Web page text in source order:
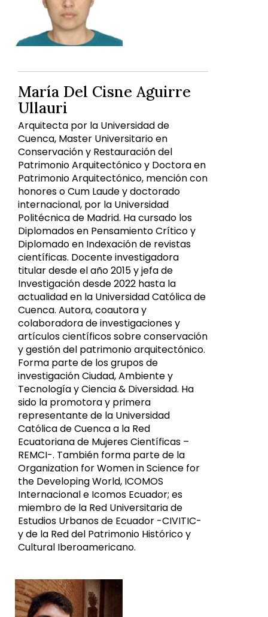
María Del Cisne Aguirre
Ullauri
Arquitecta por la Universidad de
Cuenca, Master Universitario en
Conservación y Restauración del
Patrimonio Arquitectónico y Doctora en
Patrimonio Arquitectónico, mención con
honores o Cum Laude y doctorado
internacional, por la Universidad
Politécnica de Madrid. Ha cursado los
Diplomados en Pensamiento Crítico y
Diplomado en Indexación de revistas
científicas. Docente investigadora
titular desde el año 2015 y jefa de
Investigación desde 2022 hasta la
actualidad en la Universidad Católica de
Cuenca. Autora, coautora y
colaboradora de investigaciones y
artículos científicos sobre conservación
y gestión del patrimonio arquitectónico.
Forma parte de los grupos de
investigación Ciudad, Ambiente y
Tecnología y Ciencia & Diversidad. Ha
sido la promotora y primera
representante de la Universidad
Católica de Cuenca a la Red
Ecuatoriana de Mujeres Científicas –
REMCI-. También forma parte de la
Organization for Women in Science for
the Developing World, ICOMOS
Internacional e Icomos Ecuador; es
miembro de la Red Universitaria de
Estudios Urbanos de Ecuador -CIVITIC-
y de la Red del Patrimonio Histórico y
Cultural Iberoamericano.